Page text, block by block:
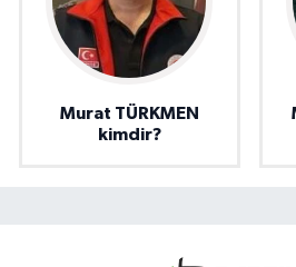
Murat TÜRKMEN
kimdir?